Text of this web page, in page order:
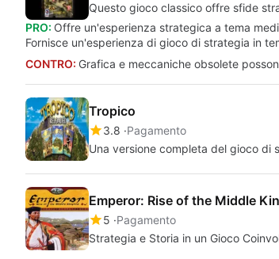
Questo gioco classico offre sfide
PRO: Offre un'esperienza strategica a tema
Fornisce un'esperienza di gioco di strategia in
CONTRO: Grafica e meccaniche obsolete
Tropico
3.8 Pagamento
Una versione completa del gioco di
Emperor: Rise of the Middle
5 Pagamento
Strategia e Storia in un Gioco